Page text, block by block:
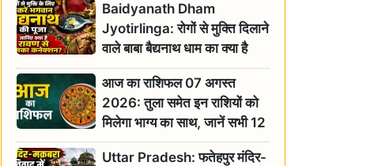
Baidyanath Dham
Jyotirlinga: रोगों से मुक्ति दिलाने
वाले बाबा बैद्यनाथ धाम का क्या है
रावण से संबंध? जानिए ज्योतिर्लिंग की
महिमा
आज का राशिफल 07 अगस्त
2026: तुला समेत इन राशियों को
मिलेगा भाग्य का साथ, जानें सभी 12
राशियों का दैनिक भाग्यफल
Uttar Pradesh: फतेहपुर मंदिर-